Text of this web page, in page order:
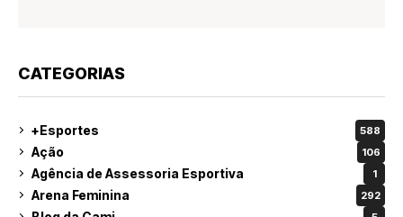
CATEGORIAS
+Esportes 588
Ação 106
Agência de Assessoria Esportiva 1
Arena Feminina 292